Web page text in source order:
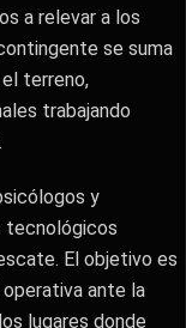
a relevar a los
se suma
terreno,
trabajando
y
tecnológicos
El objetivo es
ante la
lugares donde